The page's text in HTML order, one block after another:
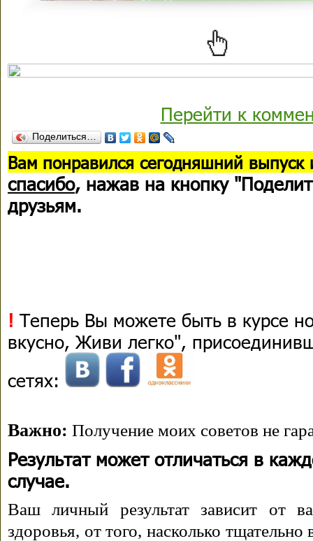
Перейти к
Поделиться…
Вам понравился сегодняшний выпуск
спасибо, нажав на кнопку
друзьям.
! Теперь Вы можете быть в курсе
вкусно, Живи легко",
сетях:
Важно: Получение моих советов не
Результат может отличаться в
случае.
Ваш личный результат зависит от
здоровья, от того, насколько